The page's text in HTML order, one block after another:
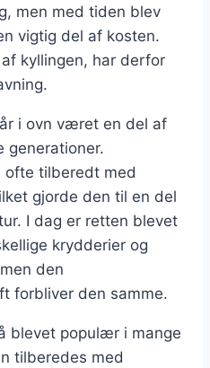
men med tiden blev
vigtig del af kosten.
kyllingen, har derfor
i ovn været en del af
generationer.
ofte tilberedt med
gjorde den til en del
I dag er retten blevet
krydderier og
den
forbliver den samme.
blevet populær i mange
tilberedes med